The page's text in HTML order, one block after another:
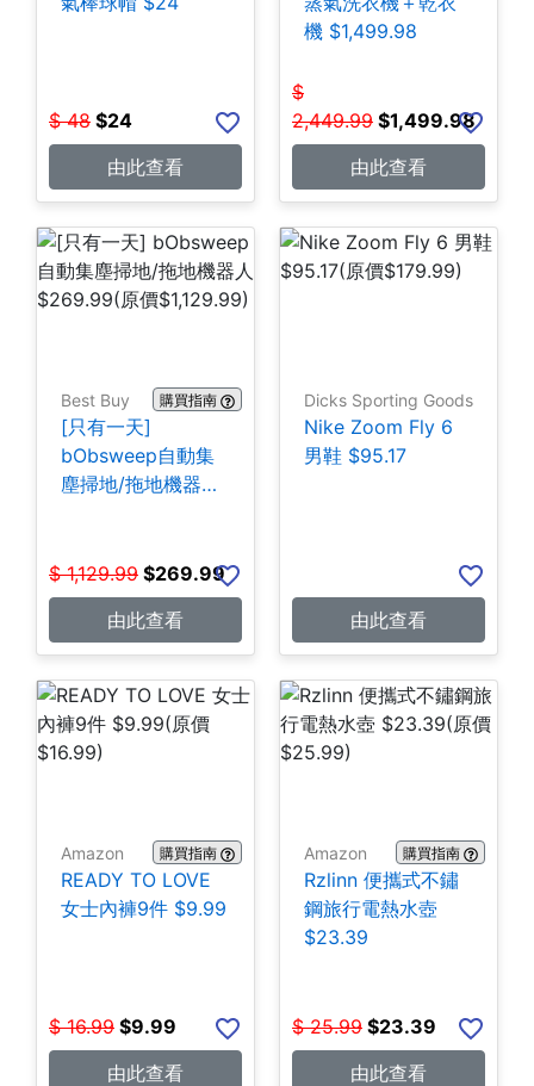
$ 48 $24
由此查看
機 $1,499.98
$
2,449.99 $1,499.98
由此查看
Best Buy 購買指南
[只有一天]
bObsweep自動集
塵掃地/拖地機器人
$ 1,129.99 $269.99
由此查看
Dicks Sporting Goods
Nike Zoom Fly 6
男鞋 $95.17
由此查看
Amazon 購買指南
READY TO LOVE
女士內褲9件 $9.99
$ 16.99 $9.99
由此查看
Amazon 購買指南
Rzlinn 便攜式不鏽
鋼旅行電熱水壺
$23.39
$ 25.99 $23.39
由此查看